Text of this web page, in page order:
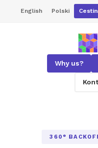
English Polski
Why us?
360°